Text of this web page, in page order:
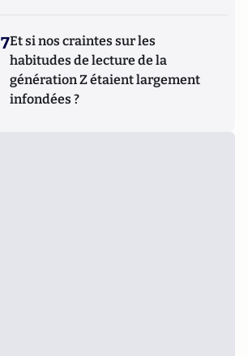
7Et si nos craintes sur les
habitudes de lecture de la
génération Z étaient largement
infondées ?